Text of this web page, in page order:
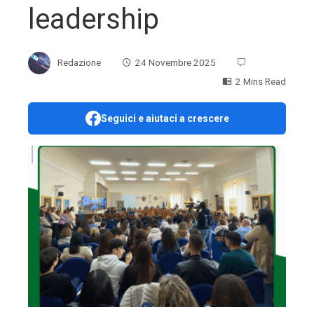
leadership
Redazione
24 Novembre 2025
2 Mins Read
Seguici e aiutaci a crescere